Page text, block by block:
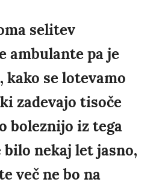
selitev
ambulante pa je
kako se lotevamo
zadevajo tisoče
boleznijo iz tega
bilo nekaj let jasno,
več ne bo na